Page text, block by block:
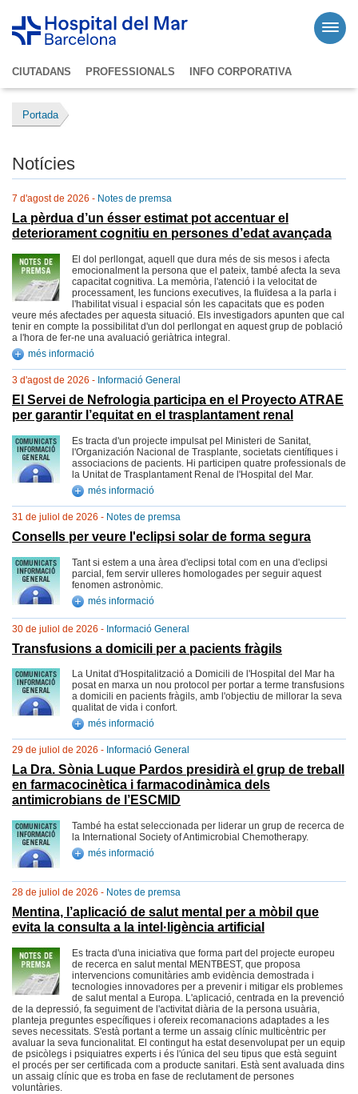
CIUTADANS PROFESSIONALS INFO CORPORATIVA
Portada
Notícies
7 d'agost de 2026 - Notes de premsa
La pèrdua d’un ésser estimat pot accentuar el
deteriorament cognitiu en persones d’edat avançada
El dol perllongat, aquell que dura més de sis mesos i afecta
emocionalment la persona que el pateix, també afecta la seva
capacitat cognitiva. La memòria, l'atenció i la velocitat de
processament, les funcions executives, la fluïdesa a la parla i
l'habilitat visual i espacial són les capacitats que es poden
veure més afectades per aquesta situació. Els investigadors apunten que cal
tenir en compte la possibilitat d'un dol perllongat en aquest grup de població
a l'hora de fer-ne una avaluació geriàtrica integral.
més informació
3 d'agost de 2026 - Informació General
El Servei de Nefrologia participa en el Proyecto ATRAE
per garantir l’equitat en el trasplantament renal
Es tracta d'un projecte impulsat pel Ministeri de Sanitat,
l'Organización Nacional de Trasplante, societats científiques i
associacions de pacients. Hi participen quatre professionals de
la Unitat de Trasplantament Renal de l'Hospital del Mar.
més informació
31 de juliol de 2026 - Notes de premsa
Consells per veure l'eclipsi solar de forma segura
Tant si estem a una àrea d'eclipsi total com en una d'eclipsi
parcial, fem servir ulleres homologades per seguir aquest
fenomen astronòmic.
més informació
30 de juliol de 2026 - Informació General
Transfusions a domicili per a pacients fràgils
La Unitat d'Hospitalització a Domicili de l'Hospital del Mar ha
posat en marxa un nou protocol per portar a terme transfusions
a domicili en pacients fràgils, amb l'objectiu de millorar la seva
qualitat de vida i confort.
més informació
29 de juliol de 2026 - Informació General
La Dra. Sònia Luque Pardos presidirà el grup de treball
en farmacocinètica i farmacodinàmica dels
antimicrobians de l’ESCMID
També ha estat seleccionada per liderar un grup de recerca de
la International Society of Antimicrobial Chemotherapy.
més informació
28 de juliol de 2026 - Notes de premsa
Mentina, l’aplicació de salut mental per a mòbil que
evita la consulta a la intel·ligència artificial
Es tracta d'una iniciativa que forma part del projecte europeu
de recerca en salut mental MENTBEST, que proposa
intervencions comunitàries amb evidència demostrada i
tecnologies innovadores per a prevenir i mitigar els problemes
de salut mental a Europa. L'aplicació, centrada en la prevenció
de la depressió, fa seguiment de l'activitat diària de la persona usuària,
planteja preguntes específiques i ofereix recomanacions adaptades a les
seves necessitats. S'està portant a terme un assaig clínic multicèntric per
avaluar la seva funcionalitat. El contingut ha estat desenvolupat per un equip
de psicòlegs i psiquiatres experts i és l'única del seu tipus que està seguint
el procés per ser certificada com a producte sanitari. Està sent avaluada dins
un assaig clínic que es troba en fase de reclutament de persones
voluntàries.